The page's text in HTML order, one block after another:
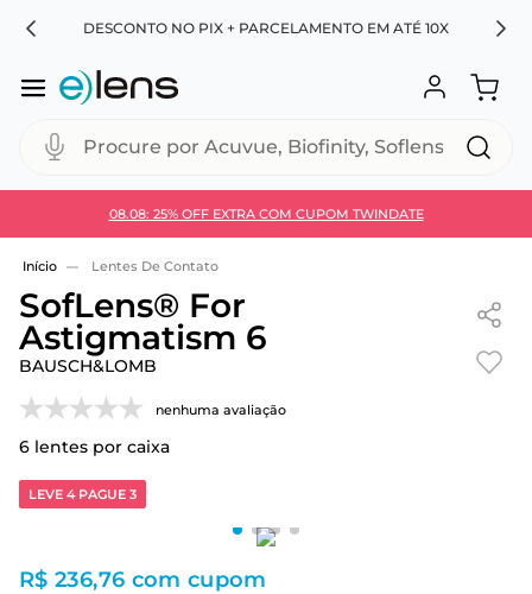
DESCONTO NO PIX + PARCELAMENTO EM ATÉ 10X
Procure por Acuvue, Biofinity, Soflens...
08.08: 25% OFF EXTRA COM CUPOM TWINDATE
Use 30HOJE e ganhe 30% OFF + economia extra no
Lentes De Contato
SofLens® For
Astigmatism 6
BAUSCH&LOMB
nenhuma avaliação
6 lentes por caixa
LEVE 4 PAGUE 3
R$ 236,76 com cupom